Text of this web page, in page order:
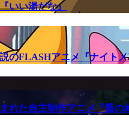
いい湯だな』
のFLASHアニメ『ナイト
れた自主制作アニメ『藍の